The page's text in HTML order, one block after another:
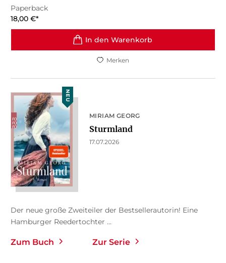
Paperback
18,00 €*
In den Warenkorb
Merken
NEU
MIRIAM GEORG
Sturmland
17.07.2026
Der neue große Zweiteiler der Bestsellerautorin! Eine
Hamburger Reedertochter ...
Zum Buch Zur Serie